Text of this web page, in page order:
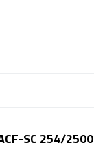
SC 254/2500